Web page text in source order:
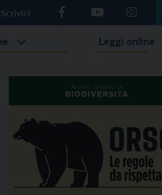
Scrivici
Leggi online